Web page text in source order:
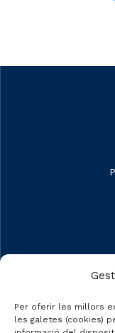
Per oferir les millors
les galetes (cookies)